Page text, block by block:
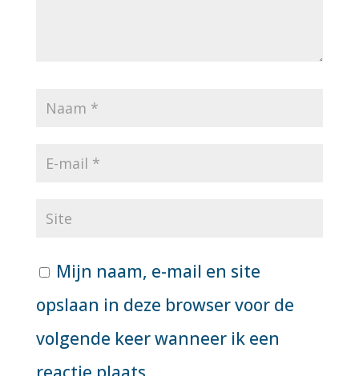
Mijn naam, e-mail en site
opslaan in deze browser voor de
volgende keer wanneer ik een